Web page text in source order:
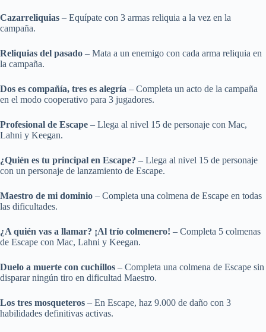
Cazarreliquias – Equípate con 3 armas reliquia a la vez en la
campaña.
Reliquias del pasado – Mata a un enemigo con cada arma reliquia en
la campaña.
Dos es compañía, tres es alegría – Completa un acto de la campaña
en el modo cooperativo para 3 jugadores.
Profesional de Escape – Llega al nivel 15 de personaje con Mac,
Lahni y Keegan.
¿Quién es tu principal en Escape? – Llega al nivel 15 de personaje
con un personaje de lanzamiento de Escape.
Maestro de mi dominio – Completa una colmena de Escape en todas
las dificultades.
¿A quién vas a llamar? ¡Al trío colmenero! – Completa 5 colmenas
de Escape con Mac, Lahni y Keegan.
Duelo a muerte con cuchillos – Completa una colmena de Escape sin
disparar ningún tiro en dificultad Maestro.
Los tres mosqueteros – En Escape, haz 9.000 de daño con 3
habilidades definitivas activas.